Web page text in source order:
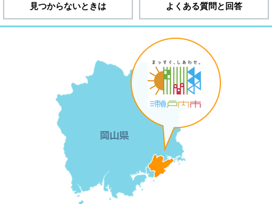
見つからないときは よくある質問と回答